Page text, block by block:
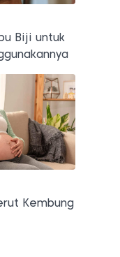
Biji untuk
Kembung